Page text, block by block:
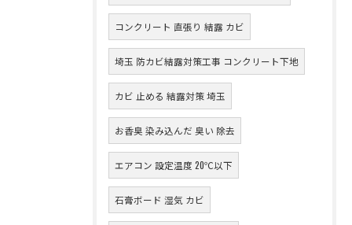
コンクリート 直張り 結露 カビ
埼玉 防カビ結露対策工事 コンクリート下地
カビ 止める 結露対策 埼玉
お香臭 染み込んだ 臭い 除去
エアコン 設定温度 20℃以下
石膏ボード 湿気 カビ